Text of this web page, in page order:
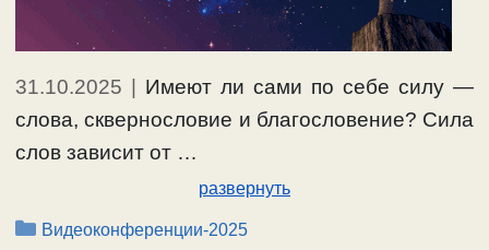
31.10.2025
Имеют ли сами по себе силу —
слова, сквернословие и благословение? Сила
слов зависит от …
развернуть
Рубрики
Видеоконференции-2025